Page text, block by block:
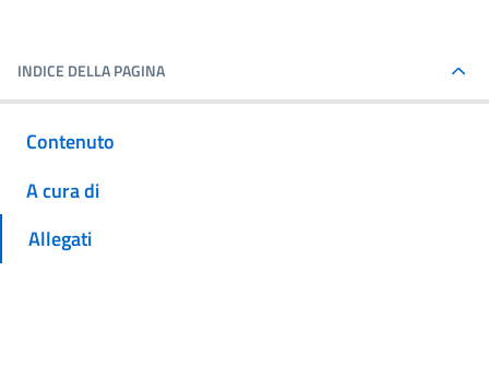
INDICE DELLA PAGINA
Contenuto
A cura di
Allegati